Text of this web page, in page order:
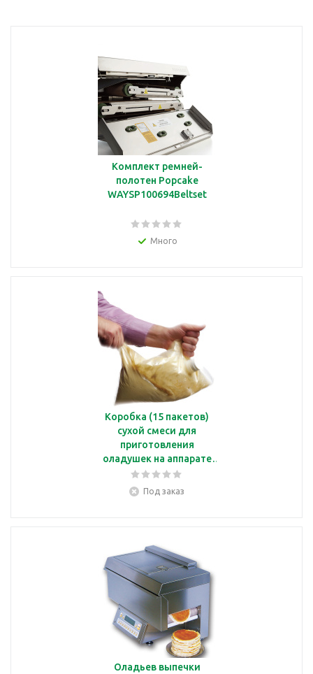
Комплект ремней-
полотен Popcake
WAYSP100694Beltset
Много
Коробка (15 пакетов)
сухой смеси для
приготовления
оладушек на аппарате
Popcake
Popcakepancakemix
Под заказ
Оладьев выпечки